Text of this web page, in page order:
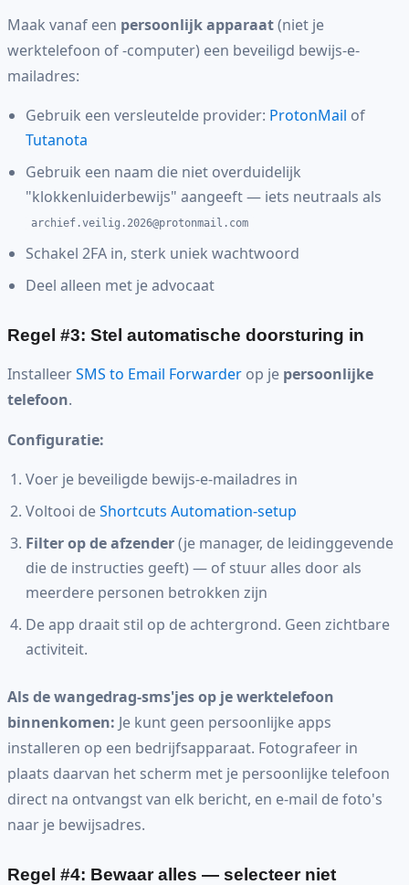
Maak vanaf een persoonlijk apparaat(niet je
werktelefoon of -computer) een beveiligd bewijs-e-
mailadres:
Gebruik een versleutelde provider: ProtonMail of
Tutanota
Gebruik een naam die niet overduidelijk
"klokkenluiderbewijs" aangeeft — iets neutraals als
archief.veilig.2026@protonmail.com
Schakel 2FA in, sterk uniek wachtwoord
Deel alleen met je advocaat
Regel #3: Stel automatische doorsturing in
InstalleerSMS to Email Forwarder op je persoonlijke
telefoon.
Configuratie:
Voer je beveiligde bewijs-e-mailadres in
Voltooi deShortcuts Automation-setup
Filter op de afzender(je manager, de leidinggevende
die de instructies geeft) — of stuur alles door als
meerdere personen betrokken zijn
De app draait stil op de achtergrond. Geen zichtbare
activiteit.
Als de wangedrag-sms'jes op je werktelefoon
binnenkomen: Je kunt geen persoonlijke apps
installeren op een bedrijfsapparaat. Fotografeer in
plaats daarvan het scherm met je persoonlijke telefoon
direct na ontvangst van elk bericht, en e-mail de foto's
naar je bewijsadres.
Regel #4: Bewaar alles — selecteer niet